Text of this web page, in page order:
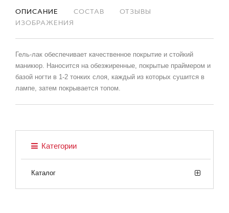
ОПИСАНИЕ СОСТАВ
ОТЗЫВЫ
ИЗОБРАЖЕНИЯ
Гель-лак обеспечивает качественное покрытие и стойкий
маникюр. Наносится на обезжиренные, покрытые праймером и
базой ногти в 1-2 тонких слоя, каждый из которых сушится в
лампе, затем покрывается топом.
Категории
Каталог